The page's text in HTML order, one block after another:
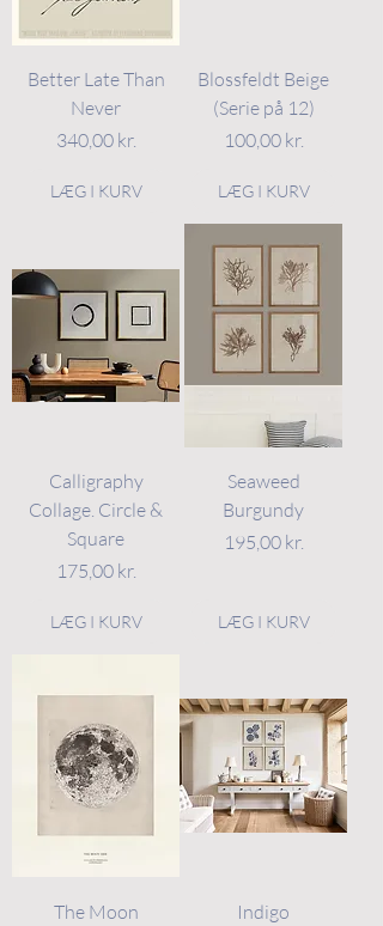
Better Late Than
Never
Pris
340,00 kr.
LÆG I KURV
Blossfeldt Beige
(Serie på 12)
Pris
100,00 kr.
LÆG I KURV
Calligraphy
Collage. Circle &
Square
Pris
175,00 kr.
LÆG I KURV
Seaweed
Burgundy
Pris
195,00 kr.
LÆG I KURV
The Moon
Indigo